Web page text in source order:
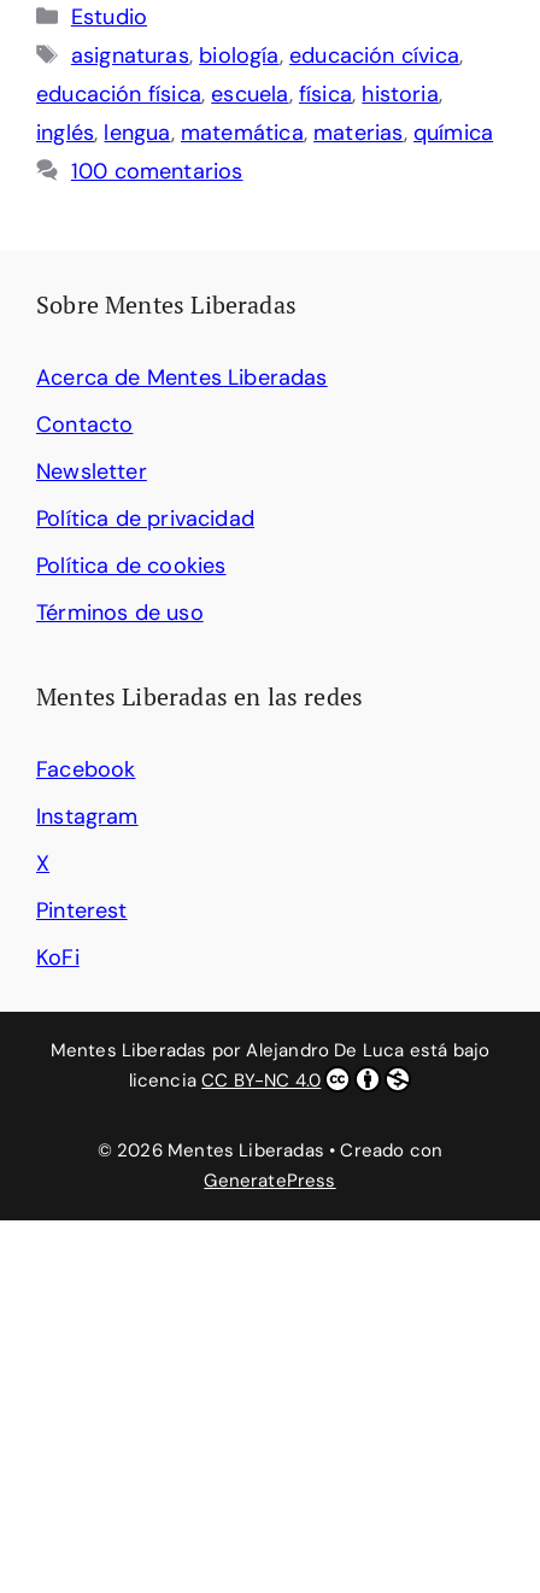
Categorías
Estudio
Etiquetas
asignaturas, biología, educación cívica,
educación física,escuela, física, historia,
inglés, lengua, matemática, materias, química
100 comentarios
Sobre Mentes Liberadas
Acerca de Mentes Liberadas
Contacto
Newsletter
Política de privacidad
Política de cookies
Términos de uso
Mentes Liberadas en las redes
Facebook
Instagram
X
Pinterest
KoFi
Mentes Liberadas porAlejandro De Luca está bajo
licenciaCC BY-NC 4.0
© 2026 Mentes Liberadas • Creado con
GeneratePress